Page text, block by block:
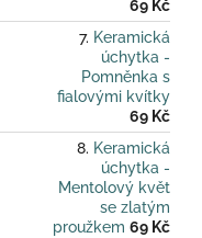
69 Kč
Keramická
úchytka -
Pomněnka s
fialovými kvítky
69 Kč
Keramická
úchytka -
Mentolový květ
se zlatým
proužkem 69 Kč